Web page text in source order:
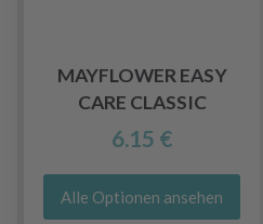
MAYFLOWER EASY
CARE CLASSIC
6.15 €
Alle Optionen ansehen